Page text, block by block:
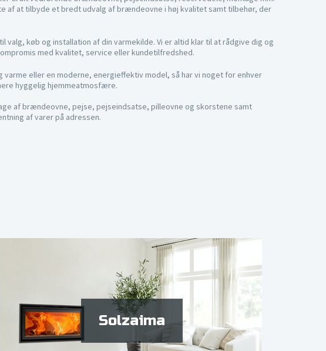
af at tilbyde et bredt udvalg af brændeovne i høj kvalitet samt tilbehør, der
køb og installation af din varmekilde. Vi er altid klar til at rådgive dig og
med kvalitet, service eller kundetilfredshed.
eller en moderne, energieffektiv model, så har vi noget for enhver
hyggelig hjemmeatmosfære.
af brændeovne, pejse, pejseindsatse, pilleovne og skorstene samt
af varer på adressen.
Solzaima